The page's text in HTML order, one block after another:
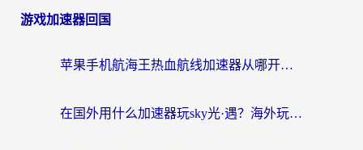
游戏加速器回国
苹果手机航海王热血航线加速器从哪开启？海外玩家国服畅玩全攻略
在国外用什么加速器玩sky光·遇？海外玩家国服畅玩终极指南（附魔兽世界狂暴传奇解决方案）